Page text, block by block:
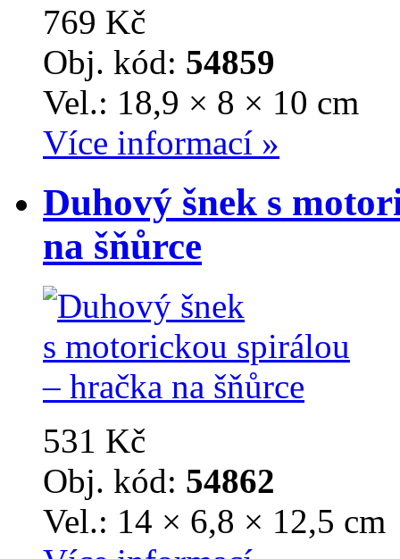
769 Kč
Obj. kód: 54859
Vel.: 18,9 × 8 × 10 cm
Více informací »
Duhový šnek s
na šňůrce
531 Kč
Obj. kód: 54862
Vel.: 14 × 6,8 × 12,5 cm